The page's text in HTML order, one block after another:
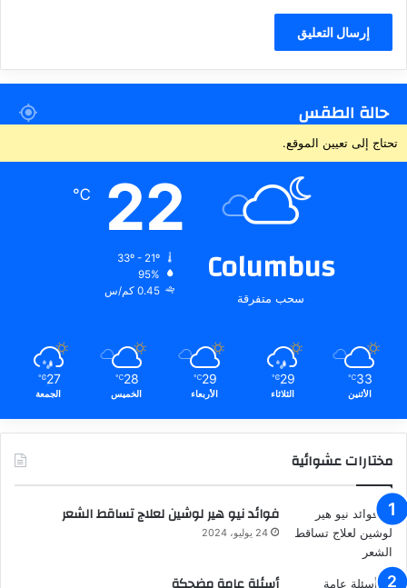
حالة الطقس
تحتاج إلى تعيين الموقع.
Columbus
سحب متفرقة
22
℃
95%
0.45 كم/س
33
℃
الأثنين
29
℃
الثلاثاء
29
℃
الأربعاء
28
℃
الخميس
27
℃
الجمعة
مختارات عشوائية
فوائد نيو هير لوشين لعلاج تساقط الشعر
24 يوليو، 2024